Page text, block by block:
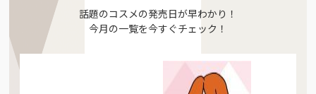
話題のコスメの発売日が早わかり！
今月の一覧を今すぐチェック！